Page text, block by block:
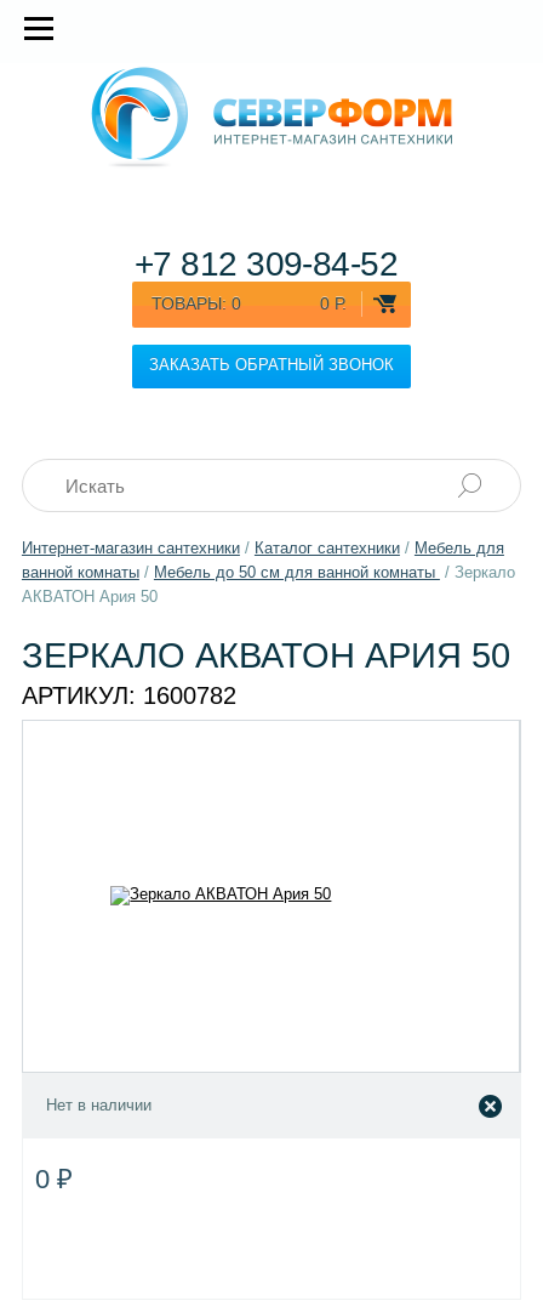
ТОВАРЫ: 0 0 Р.
ЗАКАЗАТЬ ОБРАТНЫЙ ЗВОНОК
+7 812 309-84-52
Интернет-магазин сантехники/ Каталог сантехники/ Мебель для
ванной комнаты/ Мебель до 50 см для ванной комнаты / Зеркало
АКВАТОН Ария 50
ЗЕРКАЛО АКВАТОН АРИЯ 50
АРТИКУЛ: 1600782
Нет в наличии
0 ₽